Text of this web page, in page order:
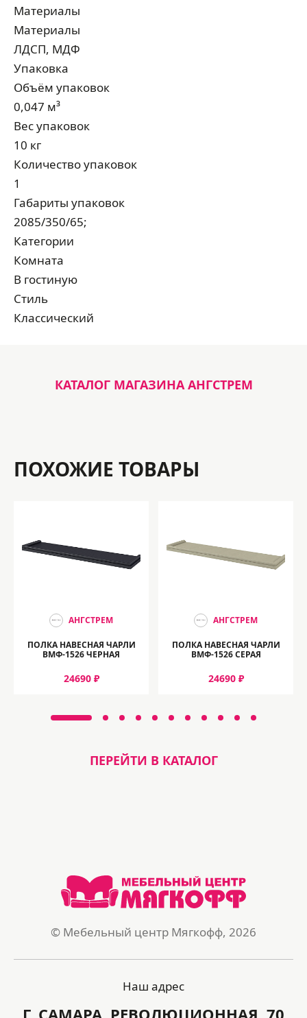
Материалы
Материалы
ЛДСП, МДФ
Упаковка
Объём упаковок
0,047 м³
Вес упаковок
10 кг
Количество упаковок
1
Габариты упаковок
2085/350/65;
Категории
Комната
В гостиную
Стиль
Классический
КАТАЛОГ МАГАЗИНА АНГСТРЕМ
ПОХОЖИЕ ТОВАРЫ
АНГСТРЕМ
ПОЛКА НАВЕСНАЯ ЧАРЛИ
ВМФ-1526 ЧЕРНАЯ
24690 ₽
АНГСТРЕМ
ПОЛКА НАВЕСНАЯ ЧАРЛИ
ВМФ-1526 СЕРАЯ
24690 ₽
ПЕРЕЙТИ В КАТАЛОГ
© Мебельный центр Мягкофф, 2026
Наш адрес
Г. САМАРА, РЕВОЛЮЦИОННАЯ, 70